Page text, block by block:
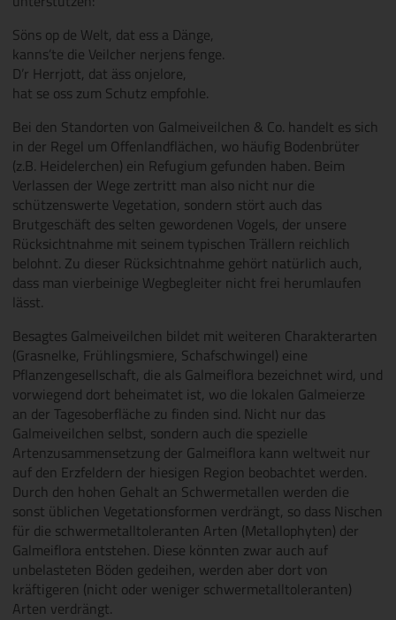
Söns op de Welt, dat ess a Dänge,
kanns’te die Veilcher nerjens fenge.
D’r Herrjott, dat äss onjelore,
hat se oss zum Schutz empfohle.
Bei den Standorten von Galmeiveilchen & Co. handelt es sich
in der Regel um Offenlandflächen, wo häufig Bodenbrüter
(z.B. Heidelerchen) ein Refugium gefunden haben. Beim
Verlassen der Wege zertritt man also nicht nur die
schützenswerte Vegetation, sondern stört auch das
Brutgeschäft des selten gewordenen Vogels, der unsere
Rücksichtnahme mit seinem typischen Trällern reichlich
belohnt. Zu dieser Rücksichtnahme gehört natürlich auch,
dass man vierbeinige Wegbegleiter nicht frei herumlaufen
lässt.
Besagtes Galmeiveilchen bildet mit weiteren Charakterarten
(Grasnelke, Frühlingsmiere, Schafschwingel) eine
Pflanzengesellschaft, die als Galmeiflora bezeichnet wird, und
vorwiegend dort beheimatet ist, wo die lokalen Galmeierze
an der Tagesoberfläche zu finden sind. Nicht nur das
Galmeiveilchen selbst, sondern auch die spezielle
Artenzusammensetzung der Galmeiflora kann weltweit nur
auf den Erzfeldern der hiesigen Region beobachtet werden.
Durch den hohen Gehalt an Schwermetallen werden die
sonst üblichen Vegetationsformen verdrängt, so dass Nischen
für die schwermetalltoleranten Arten (Metallophyten) der
Galmeiflora entstehen. Diese könnten zwar auch auf
unbelasteten Böden gedeihen, werden aber dort von
kräftigeren (nicht oder weniger schwermetalltoleranten)
Arten verdrängt.